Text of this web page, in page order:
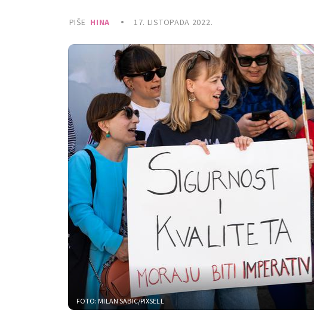
PIŠE HINA 17. LISTOPADA 2022.
FOTO: MILAN SABIC/PIXSELL